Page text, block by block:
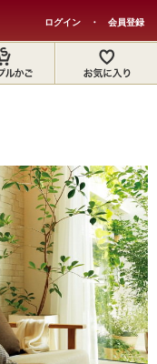
ログイン ・ 会員登録